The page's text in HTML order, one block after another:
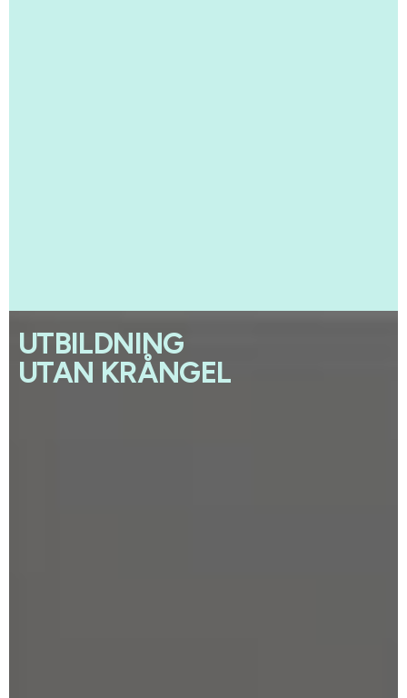
UTBILDNING
UTAN KRÅNGEL